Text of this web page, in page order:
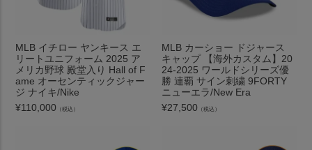
MLB イチロー ヤンキース エ
リートユニフォーム 2025 ア
メリカ野球 殿堂入り Hall of F
ame オーセンティックジャー
ジ ナイキ/Nike
¥110,000 （税込）
MLB カーショー ドジャース
キャップ 【海外カスタム】20
24-2025 ワールドシリーズ優
勝 連覇 サイン刺繍 9FORTY
ニューエラ/New Era
¥27,500 （税込）